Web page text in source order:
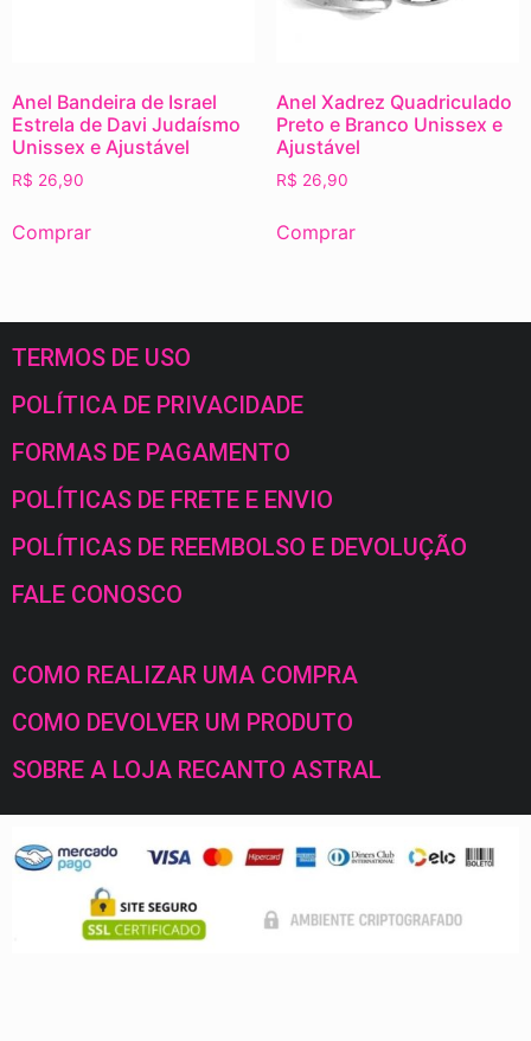
Anel Bandeira de Israel
Estrela de Davi Judaísmo
Unissex e Ajustável
R$ 26,90
Comprar
Anel Xadrez Quadriculado
Preto e Branco Unissex e
Ajustável
R$ 26,90
Comprar
TERMOS DE USO
POLÍTICA DE PRIVACIDADE
FORMAS DE PAGAMENTO
POLÍTICAS DE FRETE E ENVIO
POLÍTICAS DE REEMBOLSO E DEVOLUÇÃO
FALE CONOSCO
COMO REALIZAR UMA COMPRA
COMO DEVOLVER UM PRODUTO
SOBRE A LOJA RECANTO ASTRAL